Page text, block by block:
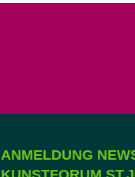
ANMELDUNG